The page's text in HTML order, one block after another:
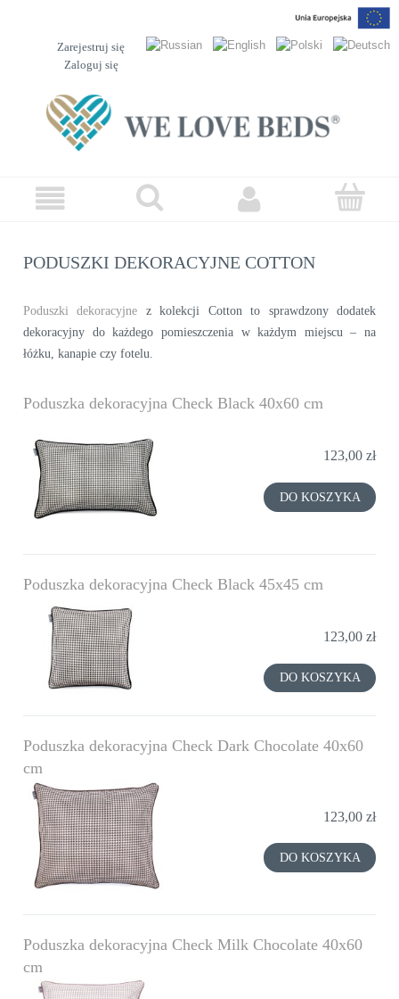
Zarejestruj się
Zaloguj się
PODUSZKI DEKORACYJNE COTTON
Poduszki dekoracyjne z kolekcji Cotton to sprawdzony dodatek
dekoracyjny do każdego pomieszczenia w każdym miejscu – na
łóżku, kanapie czy fotelu.
Poduszka dekoracyjna Check Black 40x60 cm
123,00 zł
DO KOSZYKA
Poduszka dekoracyjna Check Black 45x45 cm
123,00 zł
DO KOSZYKA
Poduszka dekoracyjna Check Dark Chocolate 40x60
cm
123,00 zł
DO KOSZYKA
Poduszka dekoracyjna Check Milk Chocolate 40x60
cm